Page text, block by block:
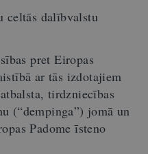
celtās dalībvalstu
pret Eiropas
ar tās izdotajiem
tirdzniecības
(“dempinga”) jomā un
Padome īsteno